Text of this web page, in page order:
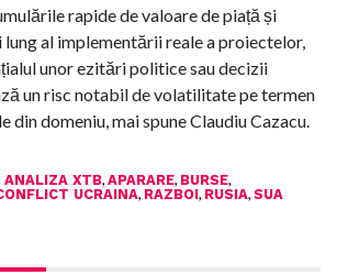
rapide de valoare de piață și
al implementării reale a proiectelor,
unor ezitări politice sau decizii
un risc notabil de volatilitate pe termen
domeniu, mai spune Claudiu Cazacu.
ANALIZA XTB, APARARE, BURSE,
UCRAINA, RAZBOI, RUSIA, SUA